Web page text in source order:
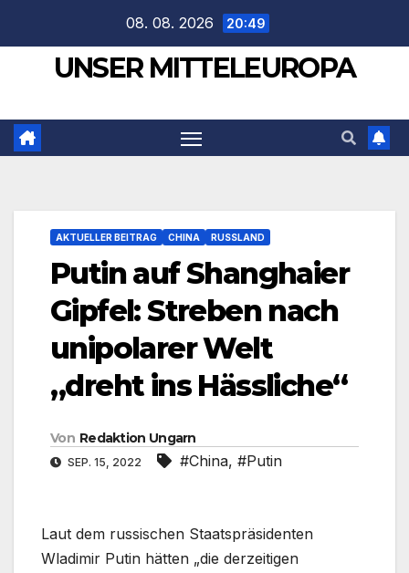
springen
08. 08. 2026 20:49
UNSER MITTELEUROPA
AKTUELLER BEITRAG CHINA RUSSLAND
Putin auf Shanghaier
Gipfel: Streben nach
unipolarer Welt
„dreht ins Hässliche“
Von Redaktion Ungarn
SEP. 15, 2022 #China, #Putin
Laut dem russischen Staatspräsidenten
Wladimir Putin hätten „die derzeitigen